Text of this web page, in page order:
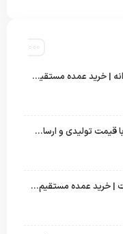
قیمت پتو تک نفره برجسته پروانه | خرید عمده مستقیم با بهترین قیمت بازار
فروش عمده پتو یک‌نفره پریما با قیمت تولیدی و ارسال به سراسر کشور
قیمت پتو یک‌نفره ضخیم گلبافت | خرید عمده مستقیم با بهترین قیمت